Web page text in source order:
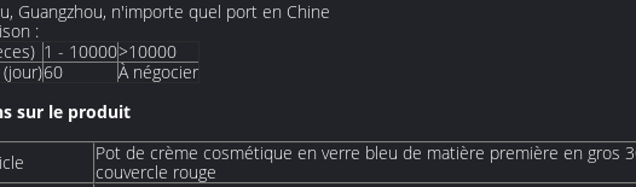
Guangzhou, n'importe quel port en Chine
:
1 - 10000>10000
60
À négocier
sur le produit
Pot de crème cosmétique en verre bleu de matière première en gros
couvercle rouge